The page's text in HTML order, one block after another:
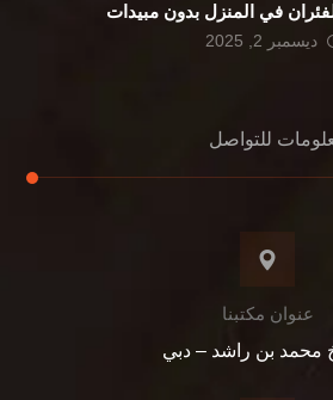
في المنزل بدون مبيدات
ديسمبر 2, 2025
للتواصل
عنوان مكتبنا
محمد بن راشد – دبي